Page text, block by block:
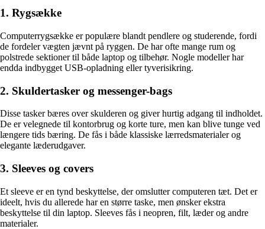
1. Rygsække
Computerrygsække er populære blandt pendlere og studerende, fordi
de fordeler vægten jævnt på ryggen. De har ofte mange rum og
polstrede sektioner til både laptop og tilbehør. Nogle modeller har
endda indbygget USB-opladning eller tyverisikring.
2. Skuldertasker og messenger-bags
Disse tasker bæres over skulderen og giver hurtig adgang til indholdet.
De er velegnede til kontorbrug og korte ture, men kan blive tunge ved
længere tids bæring. De fås i både klassiske lærredsmaterialer og
elegante læderudgaver.
3. Sleeves og covers
Et sleeve er en tynd beskyttelse, der omslutter computeren tæt. Det er
ideelt, hvis du allerede har en større taske, men ønsker ekstra
beskyttelse til din laptop. Sleeves fås i neopren, filt, læder og andre
materialer.